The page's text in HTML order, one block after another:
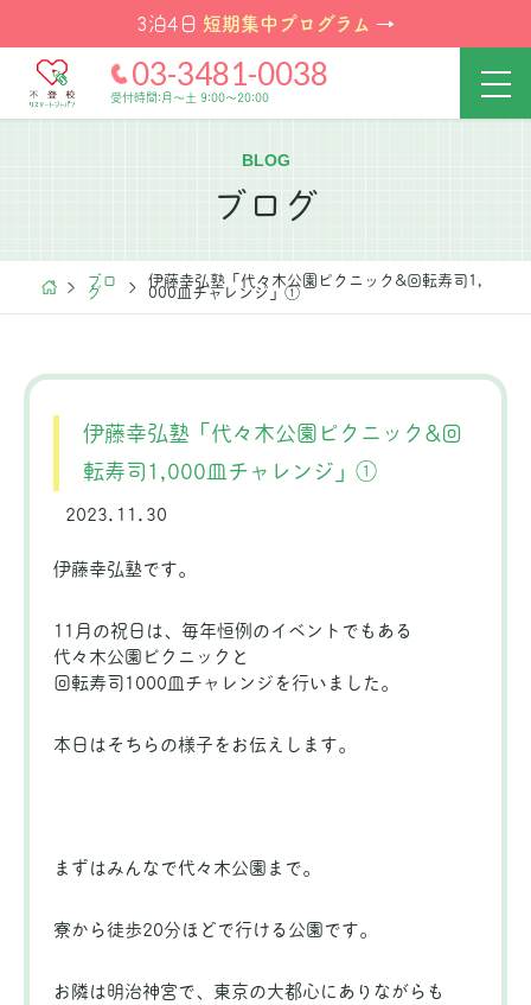
3泊4日 短期集中プログラム →
03-3481-0038
受付時間:月～土 9:00～20:00
BLOG
ブログ
ブロ
グ
伊藤幸弘塾「代々木公園ピクニック&回転寿司1,
000皿チャレンジ」①
伊藤幸弘塾「代々木公園ピクニック&回
転寿司1,000皿チャレンジ」①
2023.11.30
伊藤幸弘塾です。
11月の祝日は、毎年恒例のイベントでもある
代々木公園ピクニックと
回転寿司1000皿チャレンジを行いました。
本日はそちらの様子をお伝えします。
まずはみんなで代々木公園まで。
寮から徒歩20分ほどで行ける公園です。
お隣は明治神宮で、東京の大都心にありながらも